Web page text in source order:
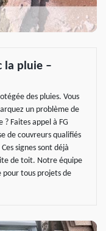
la pluie –
des pluies. Vous
un problème de
Faites appel à FG
de couvreurs qualifiés
signes sont déjà
de toit. Notre équipe
pour tous projets de